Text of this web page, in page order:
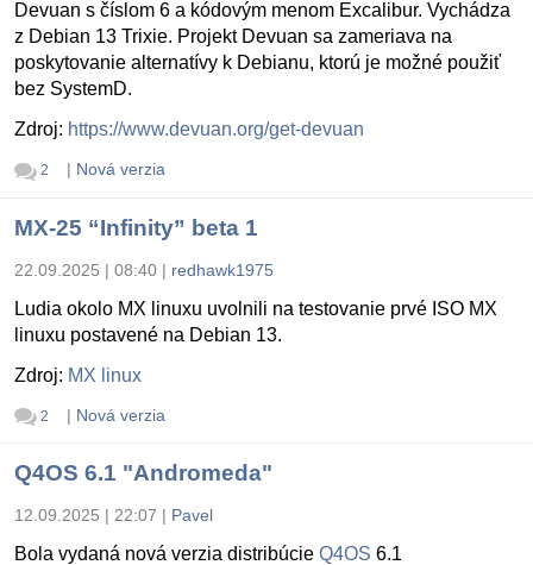
Devuan s číslom 6 a kódovým menom Excalibur. Vychádza
z Debian 13 Trixie. Projekt Devuan sa zameriava na
poskytovanie alternatívy k Debianu, ktorú je možné použiť
bez SystemD.
Zdroj: https://www.devuan.org/get-devuan
2 | Nová verzia
MX-25 “Infinity” beta 1
22.09.2025 | 08:40 | redhawk1975
Ludia okolo MX linuxu uvolnili na testovanie prvé ISO MX
linuxu postavené na Debian 13.
Zdroj: MX linux
2 | Nová verzia
Q4OS 6.1 "Andromeda"
12.09.2025 | 22:07 | Pavel
Bola vydaná nová verzia distribúcie Q4OS 6.1